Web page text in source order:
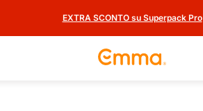
EXTRA SCONTO su Superpack Pro